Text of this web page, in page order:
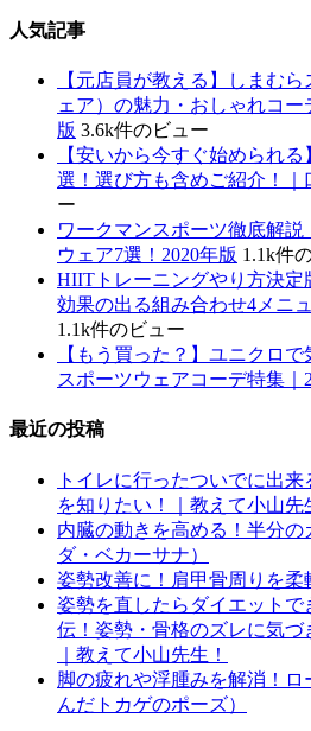
人気記事
【元店員が教える︎】しまむ
ェア）の魅力・おしゃれコ
版 3.6k件のビュー
【安いから今すぐ始められ
選！選び方も含めご紹介！｜
ー
ワークマンスポーツ徹底解
ウェア7選！2020年版 1.1k件
HIITトレーニングやり方決定
効果の出る組み合わせ4メニ
1.1k件のビュー
【もう買った？】ユニクロ
スポーツウェアコーデ特集｜
最近の投稿
トイレに行ったついでに出
を知りたい！｜教えて小山先
内臓の動きを高める！半分
ダ・ベカーサナ）
姿勢改善に！肩甲骨周りを柔
姿勢を直したらダイエット
伝！姿勢・骨格のズレに気づ
｜教えて小山先生！
脚の疲れや浮腫みを解消！
んだトカゲのポーズ）